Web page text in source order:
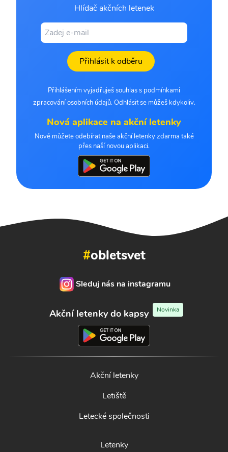
Hlídač akčních letenek
Přihlásit k odběru
Přihlášením vyjadřuješ souhlas s podmínkami
zpracování osobních údajů. Odhlásit se můžeš kdykoliv.
Nová aplikace na akční letenky
Nově můžete odebírat naše akční letenky zdarma také
přes naší novou aplikaci.
#obletsvet
Sleduj nás na instagramu
Akční letenky do kapsy Novinka
Akční letenky
Letiště
Letecké společnosti
Letenky